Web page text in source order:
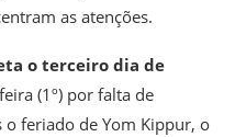
as atenções.
o terceiro dia de
(1º) por falta de
feriado de Yom Kippur, o